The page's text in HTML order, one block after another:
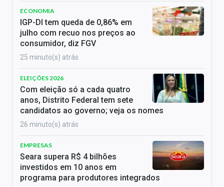
ECONOMIA
IGP-DI tem queda de 0,86% em
julho com recuo nos preços ao
consumidor, diz FGV
25 minuto(s) atrás
ELEIÇÕES 2026
Com eleição só a cada quatro
anos, Distrito Federal tem sete
candidatos ao governo; veja os nomes
26 minuto(s) atrás
EMPRESAS
Seara supera R$ 4 bilhões
investidos em 10 anos em
programa para produtores integrados